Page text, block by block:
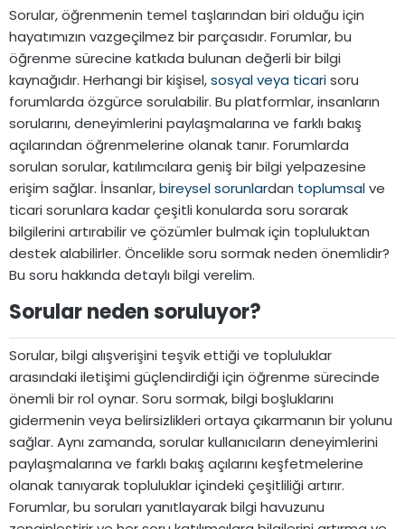
Sorular, öğrenmenin temel taşlarından biri olduğu için
hayatımızın vazgeçilmez bir parçasıdır. Forumlar, bu
öğrenme sürecine katkıda bulunan değerli bir bilgi
kaynağıdır. Herhangi bir kişisel,sosyal veya ticarisoru
forumlarda özgürce sorulabilir. Bu platformlar, insanların
sorularını, deneyimlerini paylaşmalarına ve farklı bakış
açılarından öğrenmelerine olanak tanır. Forumlarda
sorulan sorular, katılımcılara geniş bir bilgi yelpazesine
erişim sağlar. İnsanlar,bireysel sorunlardan toplumsalve
ticari sorunlara kadar çeşitli konularda soru sorarak
bilgilerini artırabilir ve çözümler bulmak için topluluktan
destek alabilirler. Öncelikle soru sormak neden önemlidir?
Bu soru hakkında detaylı bilgi verelim.
Sorular neden soruluyor?​
Sorular, bilgi alışverişini teşvik ettiği ve topluluklar
arasındaki iletişimi güçlendirdiği için öğrenme sürecinde
önemli bir rol oynar. Soru sormak, bilgi boşluklarını
gidermenin veya belirsizlikleri ortaya çıkarmanın bir yolunu
sağlar. Aynı zamanda, sorular kullanıcıların deneyimlerini
paylaşmalarına ve farklı bakış açılarını keşfetmelerine
olanak tanıyarak topluluklar içindeki çeşitliliği artırır.
Forumlar, bu soruları yanıtlayarak bilgi havuzunu